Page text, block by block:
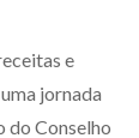
e
jornada
do Conselho